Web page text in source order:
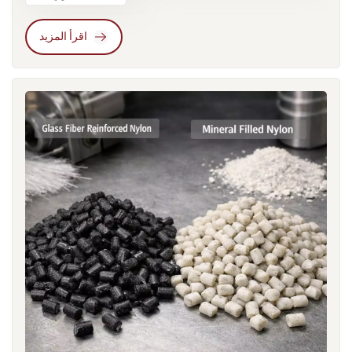
أنظمة مثبطات اللهب الخالية من الهالوجينات، والتي تعتمد على التآزر
بين الفوسفور والنيتروجين. وتتطلب هذه الأنظمة في كثير من الأحيان
إضافات مثبطات اللهب. ويُستخدم أحيانًا حشو معدني أو مواد تقوية
نانوية لتحسين الصلابة والاستقرار البُعدي.ثمة اتجاه مهم آخر يتعلق
بإدارة البصمة الكربونية. بدأت العديد من شركات تصنيع السيارات في
طلب بيانات تقييم دورة حياة المواد من مورديها. ويتجاوز هذا الشرط
مجرد تقييم الأداء الميكانيكي ليشمل مصدر المواد الخام، واستهلاك
الطاقة في التصنيع، وإمكانية إعادة تدويرها.
والمعدات الكهربائية والصناعية.يعتمد السوق الأوروبي بشكل كبير
على نظام المعايير الأوروبية (EN) لتقييم كل من المواد والمنتجات.
على سبيل المثال، قد يطلب العملاء من المواد أن تتوافق في آن واحد
مع اختبار سلك التوهج وفقًا للمعيار EN 60695 واختبار الشد وفقًا
للمعيار EN ISO 527. مواد إذا لم يتم تقييمها وفقًا لهذه المعايير خلال
مرحلة التطوير، فقد يصبح من الضروري إجراء اختبارات إضافية
وتعديلات على التركيبة لاحقًا.حدث مثال نموذجي في مشروع موصل
صناعي. خلال المناقشات الأولية، طلب العميل مادة PA66 مقاومة
للهب بتصنيف UL94 V0. قدم المورد تركيبة تقليدية مقاومة للهب
وأكمل اختبارات UL. مع ذلك، خلال عملية التحقق النهائية في أوروبا،
أُضيفت متطلبات إضافية، بما في ذلك اختبار السلك المتوهج EN
60695-2-11 عند 750 درجة مئوية واختبار درجة حرارة الانحراف
الحراري EN ISO 75. فشلت التركيبة الأصلية في اختبار السلك
المتوهج، مما أجبر المورد على إعادة تصميم نظام مقاومة اللهب
وإعادة إجراءات الاعتماد. امتد الجدول الزمني للمشروع لعدة
أشهر.من منظور هندسة المواد، لا يكمن التحدي الرئيسي في التعقيد
اقرأ المزيد